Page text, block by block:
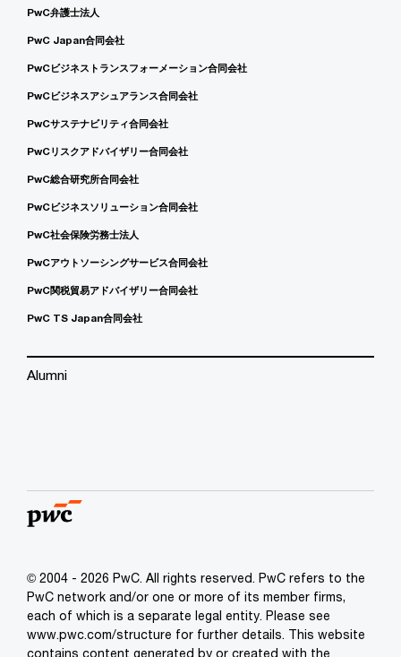
PwC弁護士法人
PwC Japan合同会社
PwCビジネストランスフォーメーション合同会社
PwCビジネスアシュアランス合同会社
PwCサステナビリティ合同会社
PwCリスクアドバイザリー合同会社
PwC総合研究所合同会社
PwCビジネスソリューション合同会社
PwC社会保険労務士法人
PwCアウトソーシングサービス合同会社
PwC関税貿易アドバイザリー合同会社
PwC TS Japan合同会社
Alumni
© 2004 - 2026 PwC. All rights reserved. PwC refers to the
PwC network and/or one or more of its member firms,
each of which is a separate legal entity. Please see
www.pwc.com/structure for further details. This website
contains content generated by or created with the